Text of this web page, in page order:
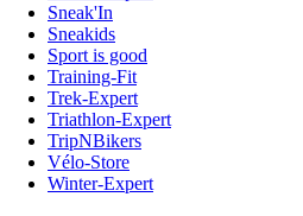
Sneak'In
Sneakids
Sport is good
Training-Fit
Trek-Expert
Triathlon-Expert
TripNBikers
Vélo-Store
Winter-Expert